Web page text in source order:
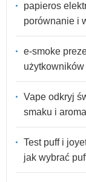
papieros
porównanie i
e-smoke
Vape odkryj
smaku i
Test puff i
jak wybrać